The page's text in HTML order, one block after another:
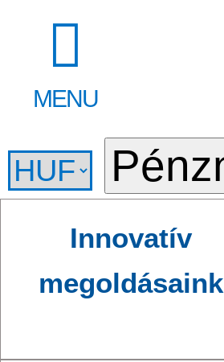
MENU
Innovatív
megoldásaink